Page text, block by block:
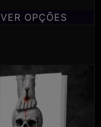
VER OPÇÕES